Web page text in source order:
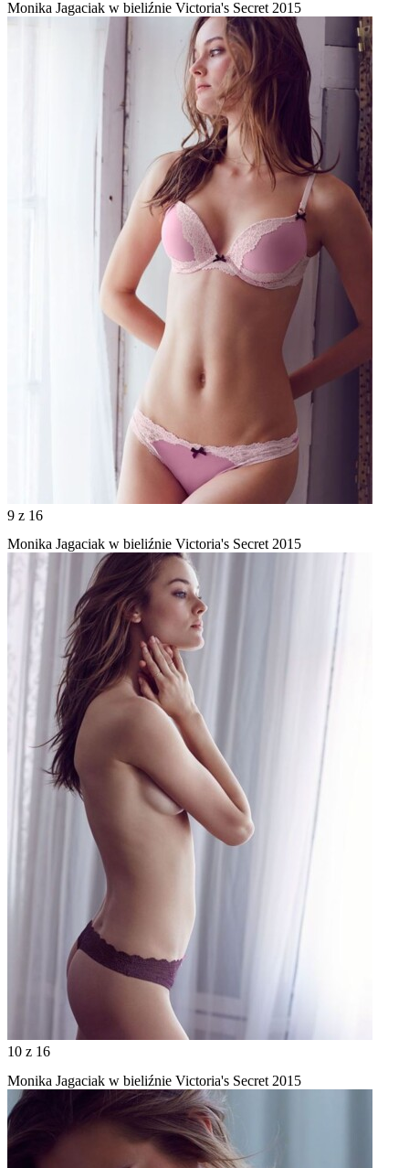
Monika Jagaciak w bieliźnie Victoria's Secret 2015
9 z 16
Monika Jagaciak w bieliźnie Victoria's Secret 2015
10 z 16
Monika Jagaciak w bieliźnie Victoria's Secret 2015